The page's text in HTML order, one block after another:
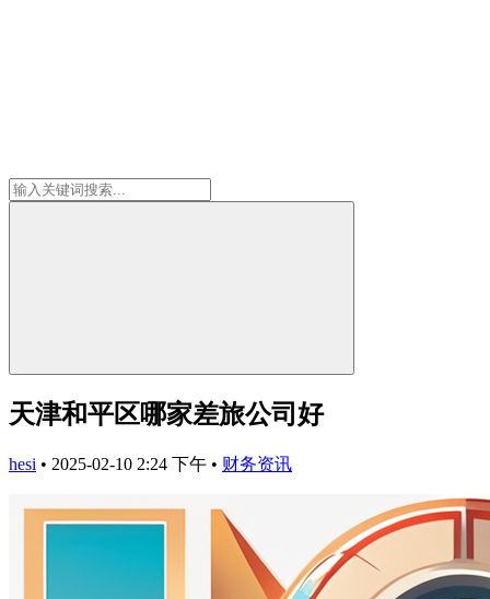
天津和平区哪家差旅公司好
hesi • 2025-02-10 2:24 下午 • 财务资讯